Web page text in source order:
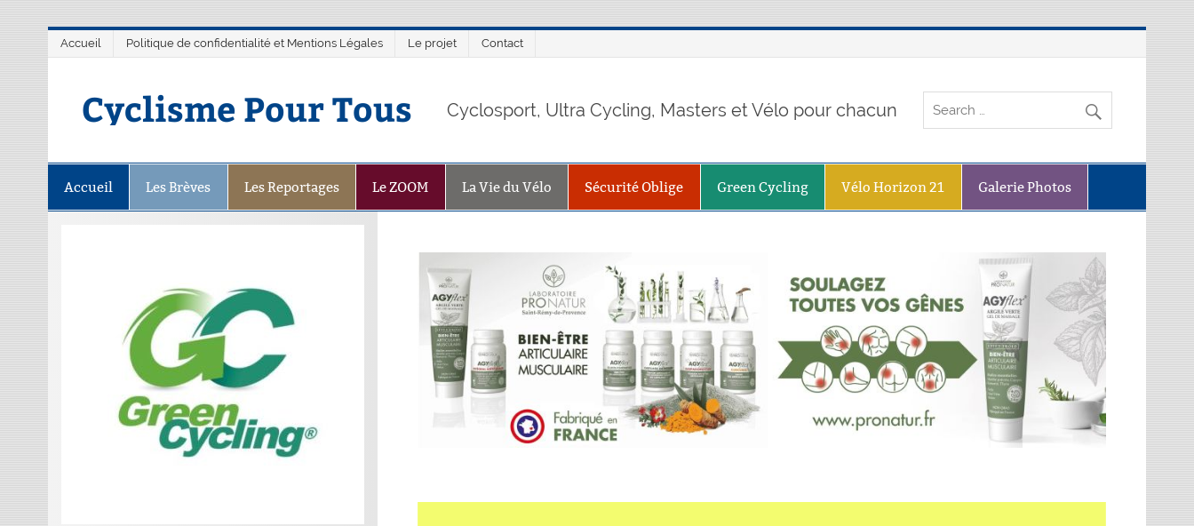
Accueil Politique de confidentialité et Mentions Légales Le projet Contact
Cyclisme Pour Tous Cyclosport, Ultra Cycling, Masters et Vélo pour chacun
Accueil Les Brèves Les Reportages Le ZOOM La Vie du Vélo Sécurité Oblige Green Cycling Vélo Horizon 21 Galerie Photos